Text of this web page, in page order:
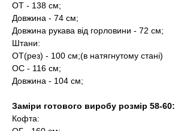
ОТ - 138 см;
Довжина - 74 см;
Довжина рукава від горловини - 72 см;
Штани:
ОТ(рез) - 100 см;(в натягнутому стані)
ОС - 116 см;
Довжина - 104 см;
Заміри готового виробу розмір 58-60:
Кофта: